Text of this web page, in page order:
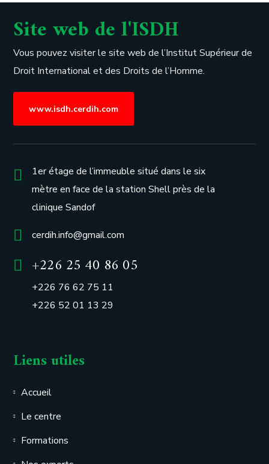
Site web de l'ISDH
Vous pouvez visiter le site web de l’Institut Supérieur de
Droit International et des Droits de l’Homme.
www.isdh.cerdih.com
1er étage de l’immeuble situé dans le six
mètre en face de la station Shell près de la
clinique Sandof
cerdih.info@gmail.com
+226 25 40 86 05
+226 76 62 75 11
+226 52 01 13 29
Liens utiles
Accueil
Le centre
Formations